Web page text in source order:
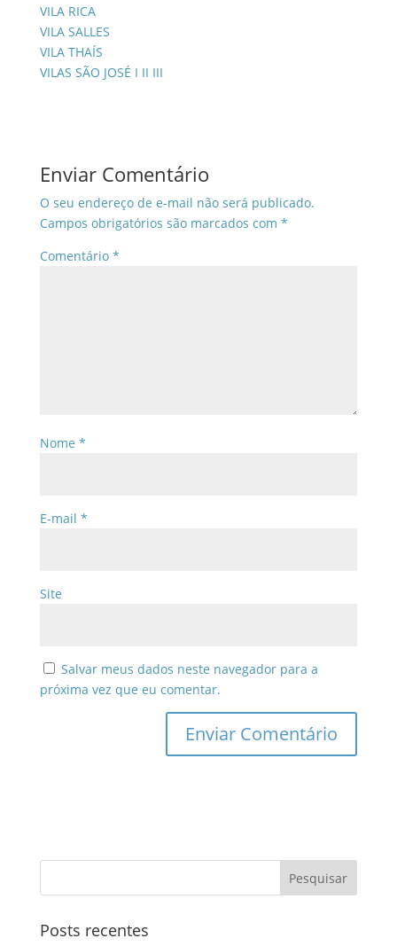
VILA RICA
VILA SALLES
VILA THAÍS
VILAS SÃO JOSÉ I II III
Enviar Comentário
O seu endereço de e-mail não será publicado.
Campos obrigatórios são marcados com *
Comentário *
Nome *
E-mail *
Site
Salvar meus dados neste navegador para a
próxima vez que eu comentar.
Posts recentes